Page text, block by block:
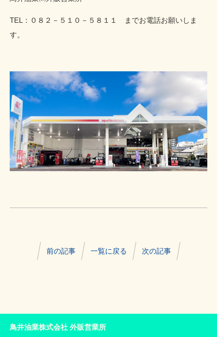
TEL：０８２－５１０－５８１１ までお電話お願いしま
す。
前の記事 一覧に戻る 次の記事
鳥井油業株式会社 外販営業所